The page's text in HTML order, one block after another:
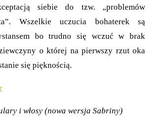
siebie do tzw. „problemów
Wszelkie uczucia bohaterek są
bo trudno się wczuć w brak
o której na pierwszy rzut oka
się pięknością.
i włosy (nowa wersja Sabriny)